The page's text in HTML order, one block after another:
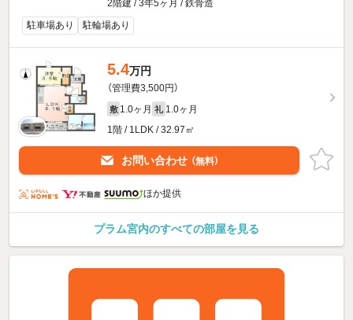
2階建 / 3年5ヶ月 / 鉄骨造
駐車場あり
駐輪場あり
5.4万円
（管理費3,500円）
敷 1.0ヶ月 礼 1.0ヶ月
1階 / 1LDK / 32.97㎡
お問い合わせ （無料）
ほか提供
プラム宮内のすべての部屋を見る